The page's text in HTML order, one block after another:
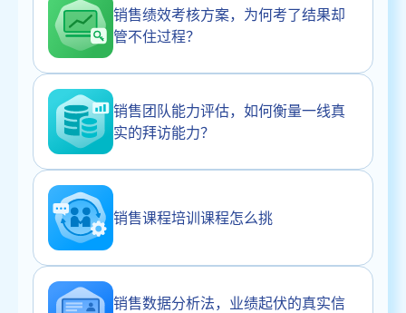
销售绩效考核方案，为何考了结果却
管不住过程？
销售团队能力评估，如何衡量一线真
实的拜访能力？
销售课程培训课程怎么挑
销售数据分析法，业绩起伏的真实信